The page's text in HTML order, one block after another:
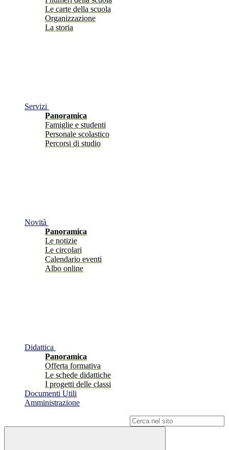
Le carte della scuola
Organizzazione
La storia
Servizi
Panoramica
Famiglie e studenti
Personale scolastico
Percorsi di studio
Novità
Panoramica
Le notizie
Le circolari
Calendario eventi
Albo online
Didattica
Panoramica
Offerta formativa
Le schede didattiche
I progetti delle classi
Documenti Utili
Amministrazione